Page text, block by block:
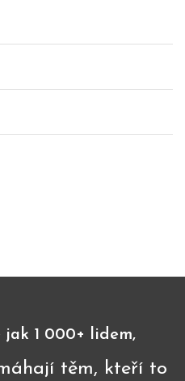
jak 1 000+ lidem,
těm, kteří to